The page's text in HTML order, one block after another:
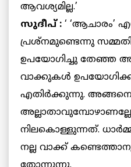
ആവശ്യമില്ല.’
സുദീപ് : ‘ ‘ആചാരം’
പ്രശ്‌നമുണ്ടെന്നു
ഉപയോഗിച്ചു തേഞ്ഞ
വാക്കുകള്‍
എതിര്‍ക്കുന്നു. അങ്ങനെ
നിലകൊള്ളുന്നത്.
നല്ല വാക്ക്